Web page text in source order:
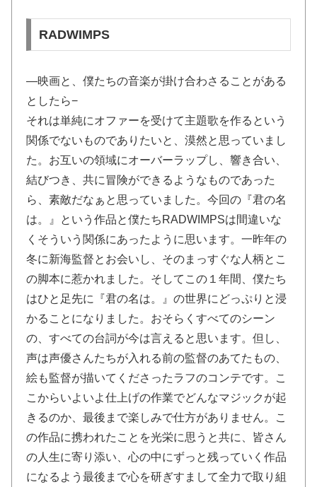
RADWIMPS
—映画と、僕たちの音楽が掛け合わさることがある
としたら−
それは単純にオファーを受けて主題歌を作るという
関係でないものでありたいと、漠然と思っていまし
た。お互いの領域にオーバーラップし、響き合い、
結びつき、共に冒険ができるようなものであった
ら、素敵だなぁと思っていました。今回の『君の名
は。』という作品と僕たちRADWIMPSは間違いな
くそういう関係にあったように思います。一昨年の
冬に新海監督とお会いし、そのまっすぐな人柄とこ
の脚本に惹かれました。そしてこの１年間、僕たち
はひと足先に『君の名は。』の世界にどっぷりと浸
かることになりました。おそらくすべてのシーン
の、すべての台詞が今は言えると思います。但し、
声は声優さんたちが入れる前の監督のあてたもの、
絵も監督が描いてくださったラフのコンテです。こ
こからいよいよ仕上げの作業でどんなマジックが起
きるのか、最後まで楽しみで仕方がありません。こ
の作品に携われたことを光栄に思うと共に、皆さん
の人生に寄り添い、心の中にずっと残っていく作品
になるよう最後まで心を研ぎすまして全力で取り組